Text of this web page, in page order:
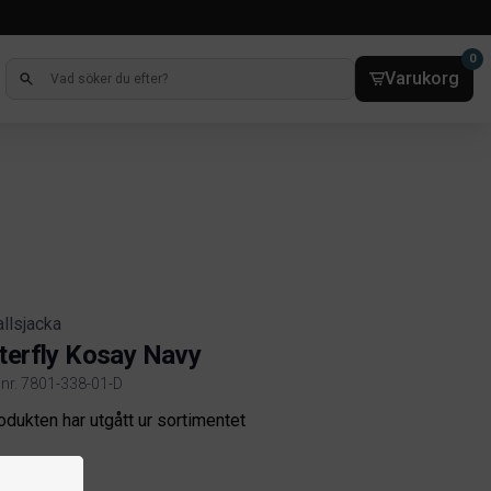
Varukorg
0
Kosay Navy
7801-338-01-D
information
har utgått ur sortimentet